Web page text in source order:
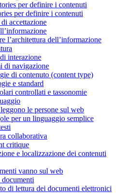
per definire i contenuti
per definire i contenuti
accettazione
l’architettura dell’informazione
interazione
di navigazione
di contenuto (content type)
e standard
controllati e tassonomie
le persone sul web
per un linguaggio semplice
collaborativa
critique
e localizzazione dei contenuti
vanno sul web
di lettura dei documenti elettronici